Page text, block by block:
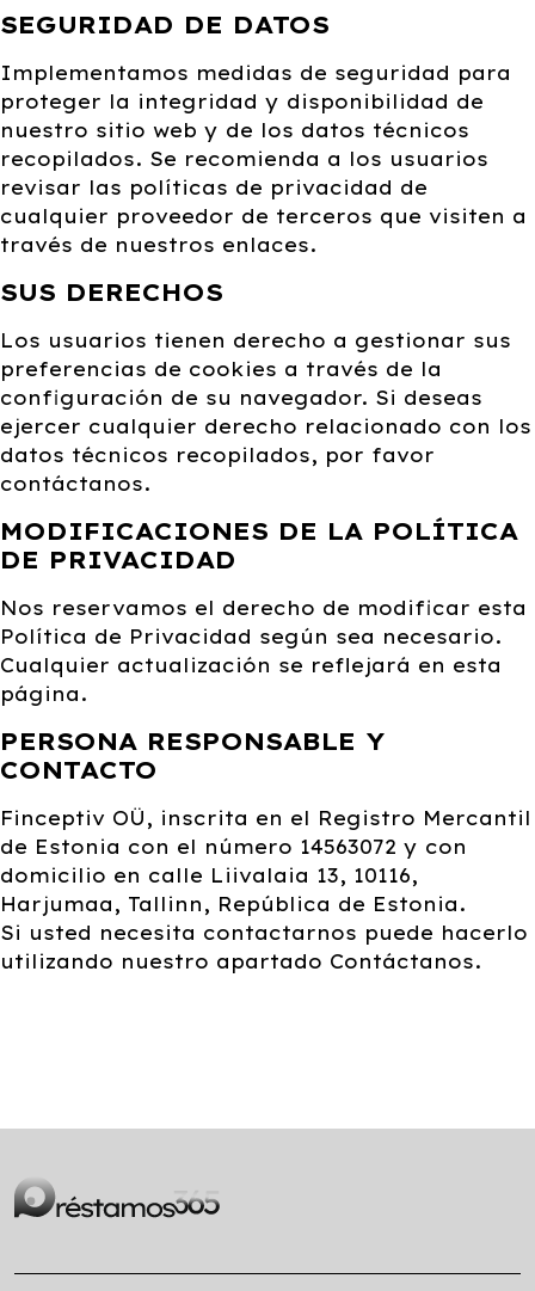
SEGURIDAD DE DATOS
Implementamos medidas de seguridad para
proteger la integridad y disponibilidad de
nuestro sitio web y de los datos técnicos
recopilados. Se recomienda a los usuarios
revisar las políticas de privacidad de
cualquier proveedor de terceros que visiten a
través de nuestros enlaces.
SUS DERECHOS
Los usuarios tienen derecho a gestionar sus
preferencias de cookies a través de la
configuración de su navegador. Si deseas
ejercer cualquier derecho relacionado con los
datos técnicos recopilados, por favor
contáctanos.
MODIFICACIONES DE LA POLÍTICA
DE PRIVACIDAD
Nos reservamos el derecho de modificar esta
Política de Privacidad según sea necesario.
Cualquier actualización se reflejará en esta
página.
PERSONA RESPONSABLE Y
CONTACTO
Finceptiv OÜ, inscrita en el Registro Mercantil
de Estonia con el número 14563072 y con
domicilio en calle Liivalaia 13, 10116,
Harjumaa, Tallinn, República de Estonia.
Si usted necesita contactarnos puede hacerlo
utilizando nuestro apartado Contáctanos.